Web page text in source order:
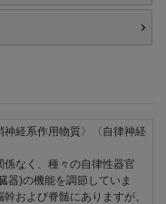
神経系作用物質〉〈自律神経
なく、種々の自律性器官
器)の機能を調節していま
および脊髄にありますが、